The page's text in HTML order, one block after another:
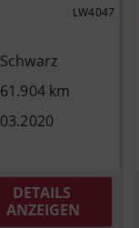
LW4047
Schwarz
61.904 km
03.2020
DETAILS
ANZEIGEN